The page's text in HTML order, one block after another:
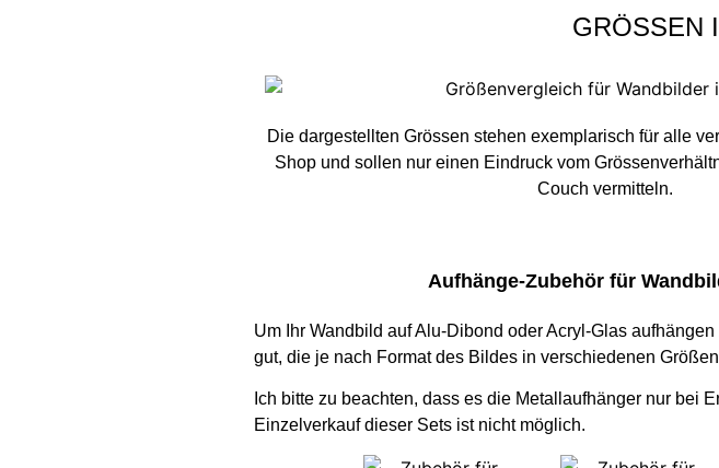
GRÖSSEN
Die dargestellten Grössen stehen exemplarisch für alle
Shop und sollen nur einen Eindruck vom
Couch vermitteln.
Aufhänge-Zubehör für
Um Ihr Wandbild auf Alu-Dibond oder Acryl-Glas
gut, die je nach Format des Bildes in verschiedenen
Ich bitte zu beachten, dass es die Metallaufhänger nur bei
Einzelverkauf dieser Sets ist nicht möglich.